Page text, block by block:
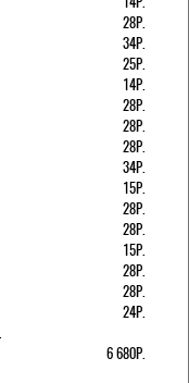
28Р.
34Р.
25Р.
14Р.
28Р.
28Р.
28Р.
34Р.
15Р.
28Р.
28Р.
15Р.
28Р.
28Р.
24Р.
6 680Р.